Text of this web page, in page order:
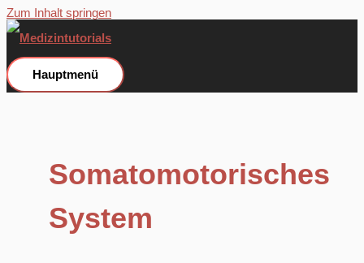
Zum Inhalt springen
Hauptmenü
Somatomotorisches
System